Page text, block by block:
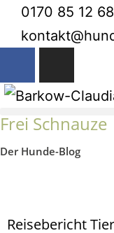
0170 85 12
Frei Schnauze
Der Hunde-Blog
Reisebericht